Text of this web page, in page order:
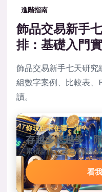
進階指南
飾品交易新手
排：基礎入門
飾品交易新手七天研究
組數字案例、比較表、
讀。
你現在卡在哪一階？
存越多送越多，
累積儲值達標自動解鎖
看